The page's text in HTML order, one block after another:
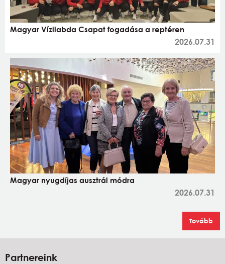
Magyar Vízilabda Csapat fogadása a reptéren
2026.07.31
Magyar nyugdíjas ausztrál módra
2026.07.31
Tovább
Partnereink